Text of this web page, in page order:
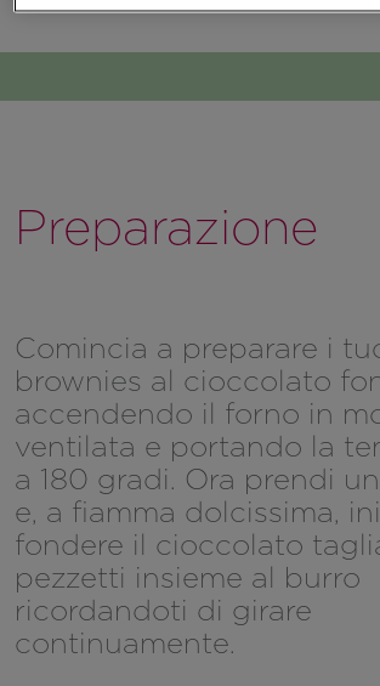
Preparazione
Comincia a preparare i
brownies al cioccolato
accendendo il forno in
ventilata e portando la
a 180 gradi. Ora prendi
e, a fiamma dolcissima,
fondere il cioccolato
pezzetti insieme al burro
ricordandoti di girare
continuamente.